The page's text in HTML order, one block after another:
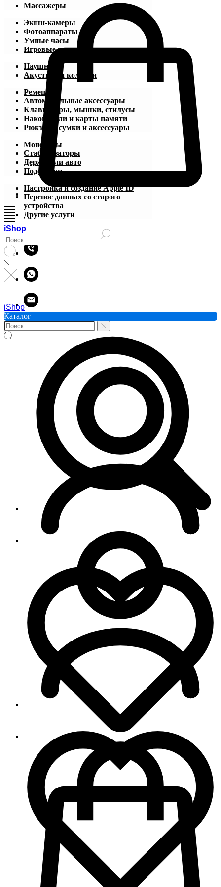
iShop
Массажеры
Экшн-камеры
Фотоаппараты
Умные часы
Игровые приставки
Наушники
Акустика и колонки
Ремешки
Автомобильные аксессуары
Клавиатуры, мышки, стилусы
Накопители и карты памяти
Рюкзаки, сумки и аксессуары
Моноподы
Стабилизаторы
Держатели авто
Подставки
Настройка и создание Apple ID
Перенос данных со старого
устройства
Другие услуги
iShop
Каталог